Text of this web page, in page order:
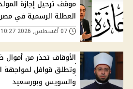
العطلة الرسمية في مصر
الأوقاف تحذر من أموال
وتطلق قوافل لمواجهة
والسويس وبورسعيد